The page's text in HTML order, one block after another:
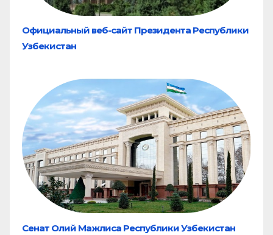
Официальный веб-сайт Президента Республики
Узбекистан
Сенат Олий Мажлиса Республики Узбекистан